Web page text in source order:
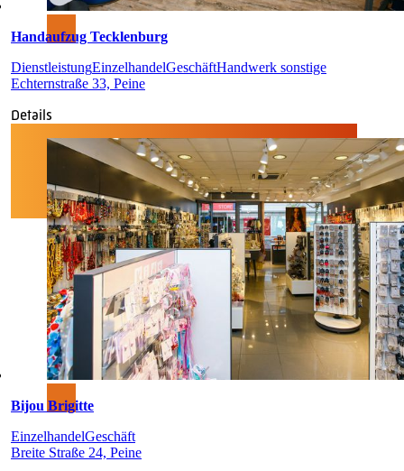
Handaufzug Tecklenburg
DienstleistungEinzelhandelGeschäftHandwerk sonstige
Echternstraße 33, Peine
Details
Bijou Brigitte
EinzelhandelGeschäft
Breite Straße 24, Peine